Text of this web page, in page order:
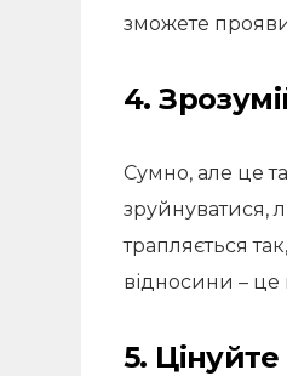
зможете
4.
Сумно, але це
зруйнуватися,
трапляється
відносини – це
5. Цінуйте